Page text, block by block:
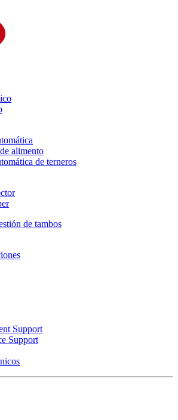
alimento
de terneros
de tambos
Support
Support